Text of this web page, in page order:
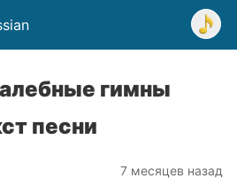
гимны
песни
7 месяцев назад